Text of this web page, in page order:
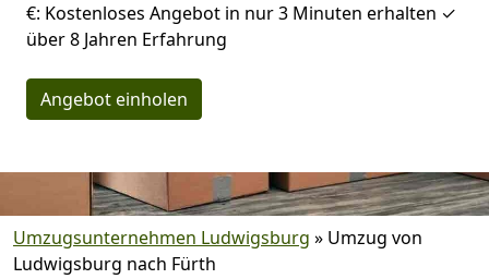
€: Kostenloses Angebot in nur 3 Minuten erhalten ✓
über 8 Jahren Erfahrung
Angebot einholen
Umzugsunternehmen Ludwigsburg » Umzug von
Ludwigsburg nach Fürth